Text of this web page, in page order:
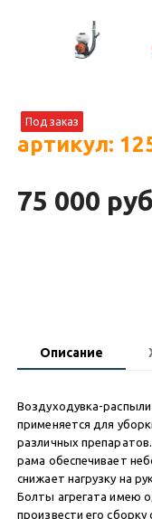
Под заказ
артикул:
75 000
Описание
Воздуходувка-
применяется для
различных
рама обеспечивает
снижает нагрузку на
Болты агрегата имею
произвести его